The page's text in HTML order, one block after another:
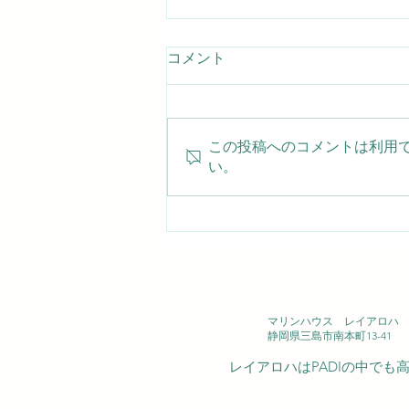
いよいよ産卵！ニシキフウラ
コメント
この投稿へのコメントは利用
い。
マリンハウス レイアロハ
静岡県三島市南本町13-41
レイアロハはPADIの中でも